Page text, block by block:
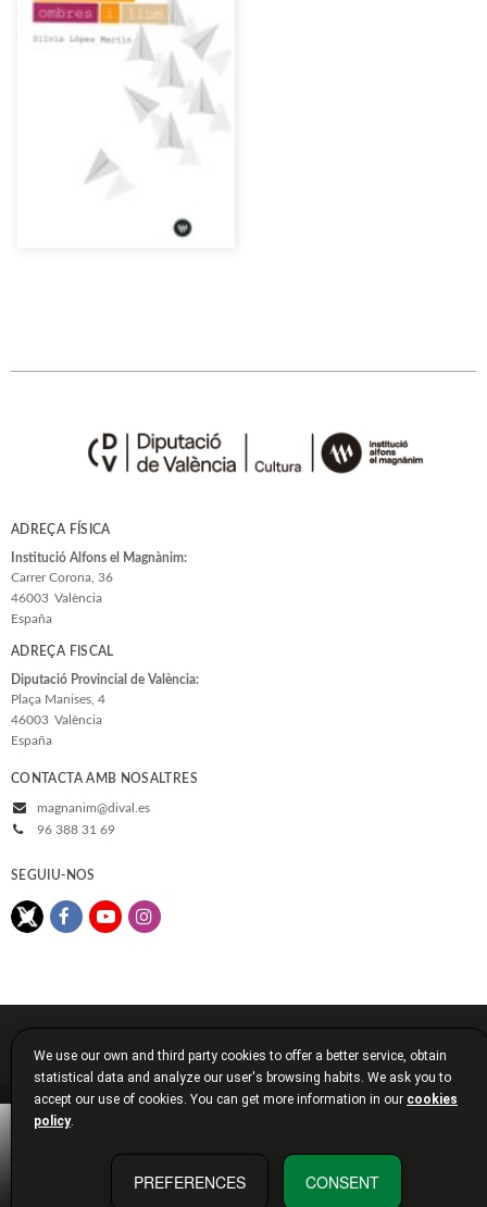
ADREÇA FÍSICA
Institució Alfons el Magnànim:
Carrer Corona, 36
46003 València
España
ADREÇA FISCAL
Diputació Provincial de València:
Plaça Manises, 4
46003 València
España
CONTACTA AMB NOSALTRES
magnanim@dival.es
96 388 31 69
SEGUIU-NOS
© 2026, Diputació de València
Avís legal Política de cookies
Política de privacitat
Condicions de compra
Diputació de València
We use our own and third party cookies to offer a better service, obtain
statistical data and analyze our user's browsing habits. We ask you to
accept our use of cookies. You can get more information in our cookies
policy.
PREFERENCES CONSENT